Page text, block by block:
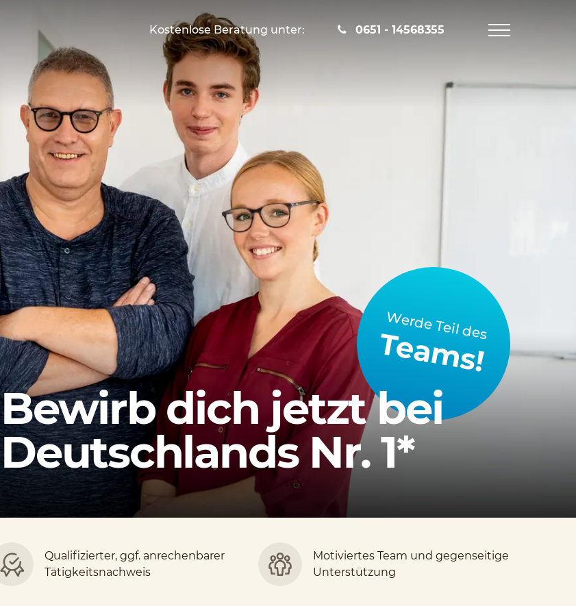
Kostenlose Beratung unter: 0651 - 14568355
Navigation
Werde Teil des
Teams!
Bewirb dich jetzt bei
Deutschlands Nr. 1*
Qualifizierter, ggf. anrechenbarer
Tätigkeitsnachweis
Motiviertes Team und gegenseitige
Unterstützung